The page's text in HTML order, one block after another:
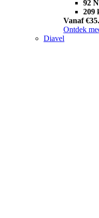
92
209
Vanaf
Ontdek
Diavel